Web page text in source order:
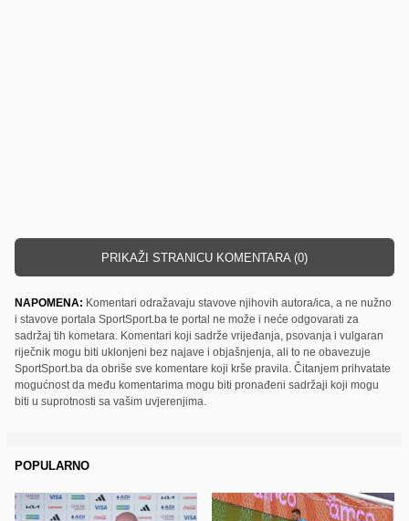
PRIKAŽI STRANICU KOMENTARA (0)
NAPOMENA: Komentari odražavaju stavove njihovih autora/ica, a ne nužno
i stavove portala SportSport.ba te portal ne može i neće odgovarati za
sadržaj tih kometara. Komentari koji sadrže vrijeđanja, psovanja i vulgaran
riječnik mogu biti uklonjeni bez najave i objašnjenja, ali to ne obavezuje
SportSport.ba da obriše sve komentare koji krše pravila. Čitanjem prihvatate
mogućnost da među komentarima mogu biti pronađeni sadržaji koji mogu
biti u suprotnosti sa vašim uvjerenjima.
POPULARNO